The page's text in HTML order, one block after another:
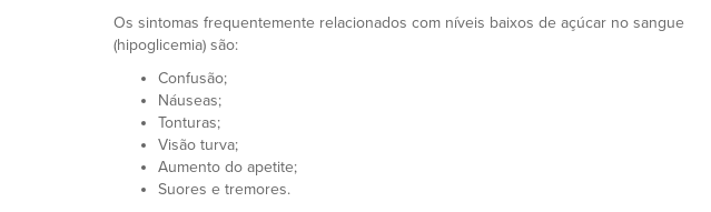
Os sintomas frequentemente relacionados com níveis baixos de açúcar no sangue
(hipoglicemia) são:
Confusão;
Náuseas;
Tonturas;
Visão turva;
Aumento do apetite;
Suores e tremores.